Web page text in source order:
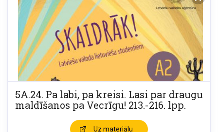
5A.24. Pa labi, pa kreisi. Lasi par draugu
maldīšanos pa Vecrīgu! 213.-216. lpp.
Uz materiālu